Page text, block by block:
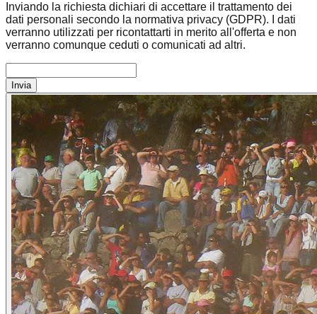
Inviando la richiesta dichiari di accettare il trattamento dei
dati personali secondo la normativa privacy (GDPR). I dati
verranno utilizzati per ricontattarti in merito all'offerta e non
verranno comunque ceduti o comunicati ad altri.
Invia